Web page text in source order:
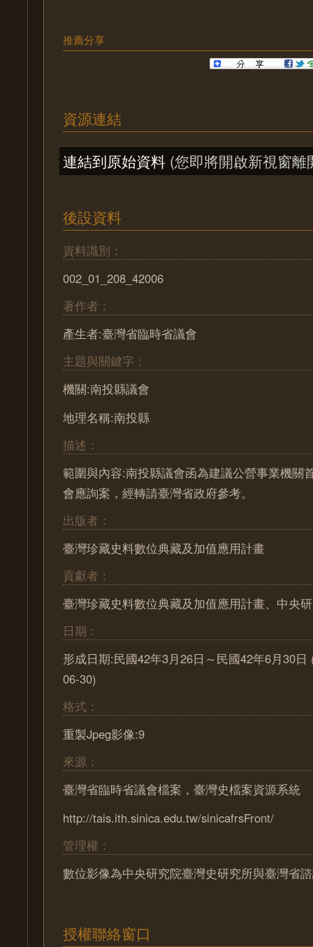
推薦分享
資源連結
連結到原始資料 (您即將開啟新視窗離
後設資料
資料識別：
002_01_208_42006
著作者：
產生者:臺灣省臨時省議會
主題與關鍵字：
機關:南投縣議會
地理名稱:南投縣
描述：
範圍與內容:南投縣議會函為建議公營事業機關
會應詢案，經轉請臺灣省政府參考。
出版者：
臺灣珍藏史料數位典藏及加值應用計畫
貢獻者：
臺灣珍藏史料數位典藏及加值應用計畫、中央
日期：
形成日期:民國42年3月26日～民國42年6月30日
06-30)
格式：
重製Jpeg影像:9
來源：
臺灣省臨時省議會檔案，臺灣史檔案資源系統
http://tais.ith.sinica.edu.tw/sinicafrsFront/
管理權：
數位影像為中央研究院臺灣史研究所與臺灣省
授權聯絡窗口